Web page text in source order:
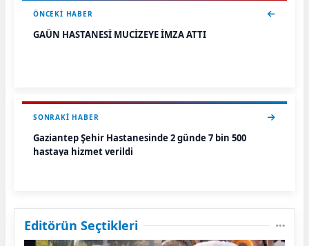
ÖNCEKI HABER
GAÜN HASTANESİ MUCİZEYE İMZA ATTI
SONRAKI HABER
Gaziantep Şehir Hastanesinde 2 günde 7 bin 500
hastaya hizmet verildi
Editörün Seçtikleri